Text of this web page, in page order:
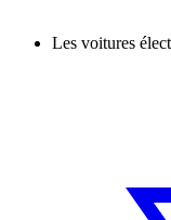
Les voitures